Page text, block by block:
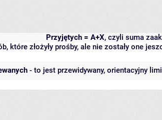
Przyjętych = A+X, czyli suma
które złożyły prośby, ale nie zostały one
- to jest przewidywany, orientacyjny